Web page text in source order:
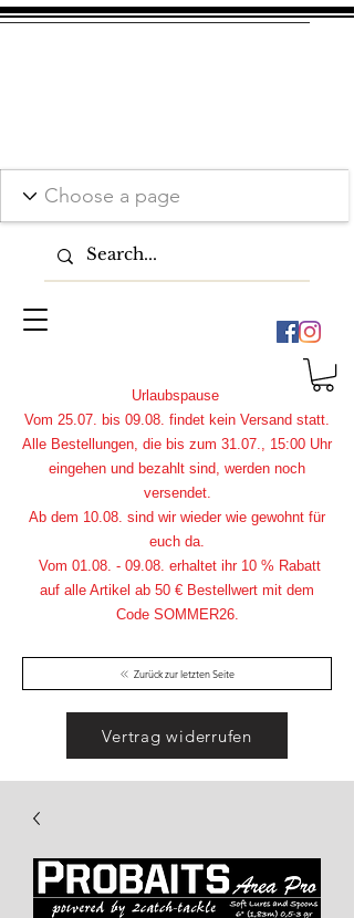
Zurück zur letzten Seite
Urlaubspause
Vom 25.07. bis 09.08. findet kein Versand statt.
Alle Bestellungen, die bis zum 31.07., 15:00 Uhr
eingehen und bezahlt sind, werden noch
versendet.
Ab dem 10.08. sind wir wieder wie gewohnt für
euch da.
Vom 01.08. - 09.08. erhaltet ihr 10 % Rabatt
auf alle Artikel ab 50 € Bestellwert mit dem
Code SOMMER26.
Vertrag widerrufen